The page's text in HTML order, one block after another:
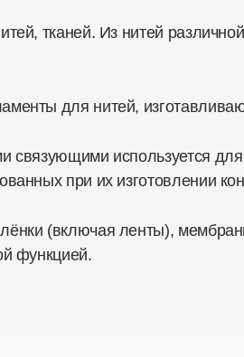
тканей. Из нитей
для нитей,
используется
при их изготовлении
(включая ленты),
функцией.